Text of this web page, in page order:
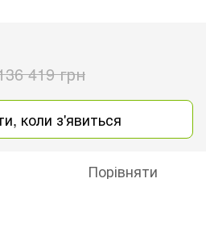
419 грн
коли з'явиться
Порівняти